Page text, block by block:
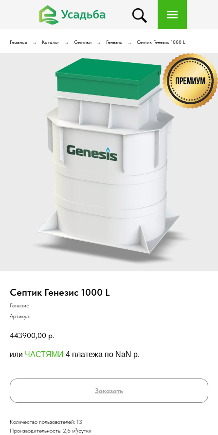
Главная Каталог Септики Генезис Септик Генезис 1000 L
Септик Генезис 1000 L
Генезис
Артикул:
443900,00 р.
или ЧАСТЯМИ 4 платежа по NaN p.
Заказать
Количество пользователей: 13
Производительность: 2,6 м³/сутки